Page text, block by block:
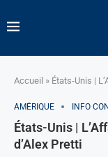
Accueil » États-Unis |
AMÉRIQUE INFO
États-Unis |
d’Alex Pretti